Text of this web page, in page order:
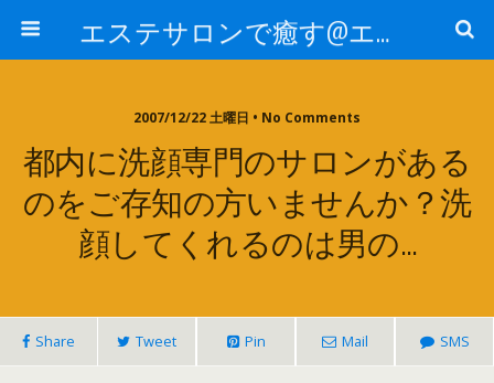
エステサロンで癒す@エステ～全国エステ情報
2007/12/22 土曜日 • No Comments
都内に洗顔専門のサロンがある
のをご存知の方いませんか？洗
顔してくれるのは男の…
Share Tweet Pin Mail SMS